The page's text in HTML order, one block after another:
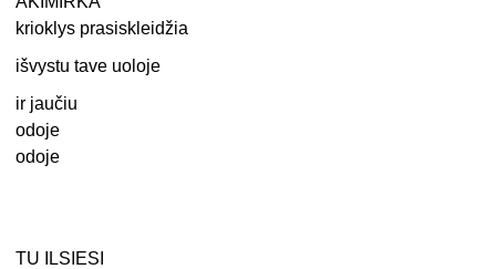
krioklys prasiskleidžia
išvystu tave uoloje
ir jaučiu
odoje
odoje
TU ILSIESI